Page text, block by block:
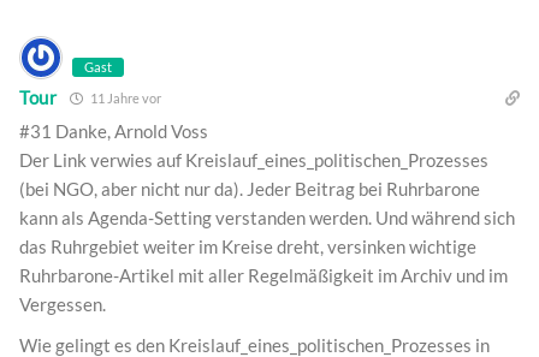
Gast
Tour 11 Jahre vor
#31 Danke, Arnold Voss
Der Link verwies auf Kreislauf_eines_politischen_Prozesses
(bei NGO, aber nicht nur da). Jeder Beitrag bei Ruhrbarone
kann als Agenda-Setting verstanden werden. Und während sich
das Ruhrgebiet weiter im Kreise dreht, versinken wichtige
Ruhrbarone-Artikel mit aller Regelmäßigkeit im Archiv und im
Vergessen.
Wie gelingt es den Kreislauf_eines_politischen_Prozesses in